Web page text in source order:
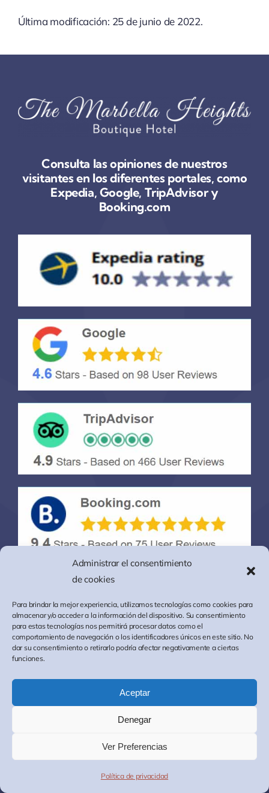
Administrar el consentimiento
de cookies
Para brindar la mejor experiencia, utilizamos tecnologías como cookies para
almacenar y/o acceder a la información del dispositivo. Su consentimiento
para estas tecnologías nos permitirá procesar datos como el
comportamiento de navegación o los identificadores únicos en este sitio. No
dar su consentimiento o retirarlo podría afectar negativamente a ciertas
funciones.
Aceptar
Denegar
Ver Preferencias
Política de privacidad
Última modificación: 25 de junio de 2022.
Consulta las opiniones de nuestros
visitantes en los diferentes portales, como
Expedia, Google, TripAdvisor y
Booking.com
Envíanos un mensaje
Correo*